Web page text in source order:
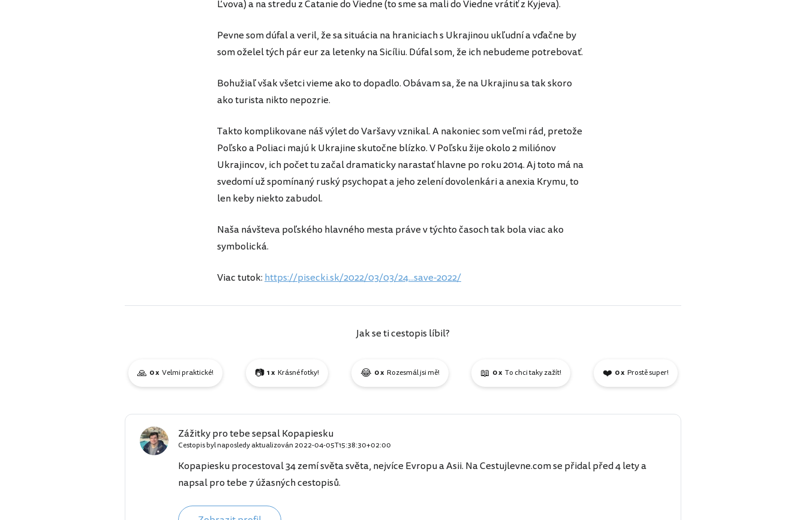
Ľvova) a na stredu z Catanie do Viedne (to sme sa mali do Viedne vrátiť z Kyjeva).
Pevne som dúfal a veril, že sa situácia na hraniciach s Ukrajinou ukľudní a vďačne by
som oželel tých pár eur za letenky na Sicíliu. Dúfal som, že ich nebudeme potrebovať.
Bohužiaľ však všetci vieme ako to dopadlo. Obávam sa, že na Ukrajinu sa tak skoro
ako turista nikto nepozrie.
Takto komplikovane náš výlet do Varšavy vznikal. A nakoniec som veľmi rád, pretože
Poľsko a Poliaci majú k Ukrajine skutočne blízko. V Poľsku žije okolo 2 miliónov
Ukrajincov, ich počet tu začal dramaticky narastať hlavne po roku 2014. Aj toto má na
svedomí už spomínaný ruský psychopat a jeho zelení dovolenkári a anexia Krymu, to
len keby niekto zabudol.
Naša návšteva poľského hlavného mesta práve v týchto časoch tak bola viac ako
symbolická.
Viac tutok:https://pisecki.sk/2022/03/03/24...save-2022/
Jak se ti cestopis líbil?
🙏 0 x Velmi praktické! 📷 1 x Krásné fotky! 😂 0 x Rozesmál jsi mě! 📖 0 x To chci taky zažít! ❤️ 0 x Prostě super!
Zážitky pro tebe sepsal Kopapiesku
Cestopis byl naposledy aktualizován 2022-04-05T15:38:30+02:00
Kopapiesku procestoval 34 zemí světa světa, nejvíce Evropu a Asii. Na Cestujlevne.com se přidal před 4 lety a
napsal pro tebe 7 úžasných cestopisů.